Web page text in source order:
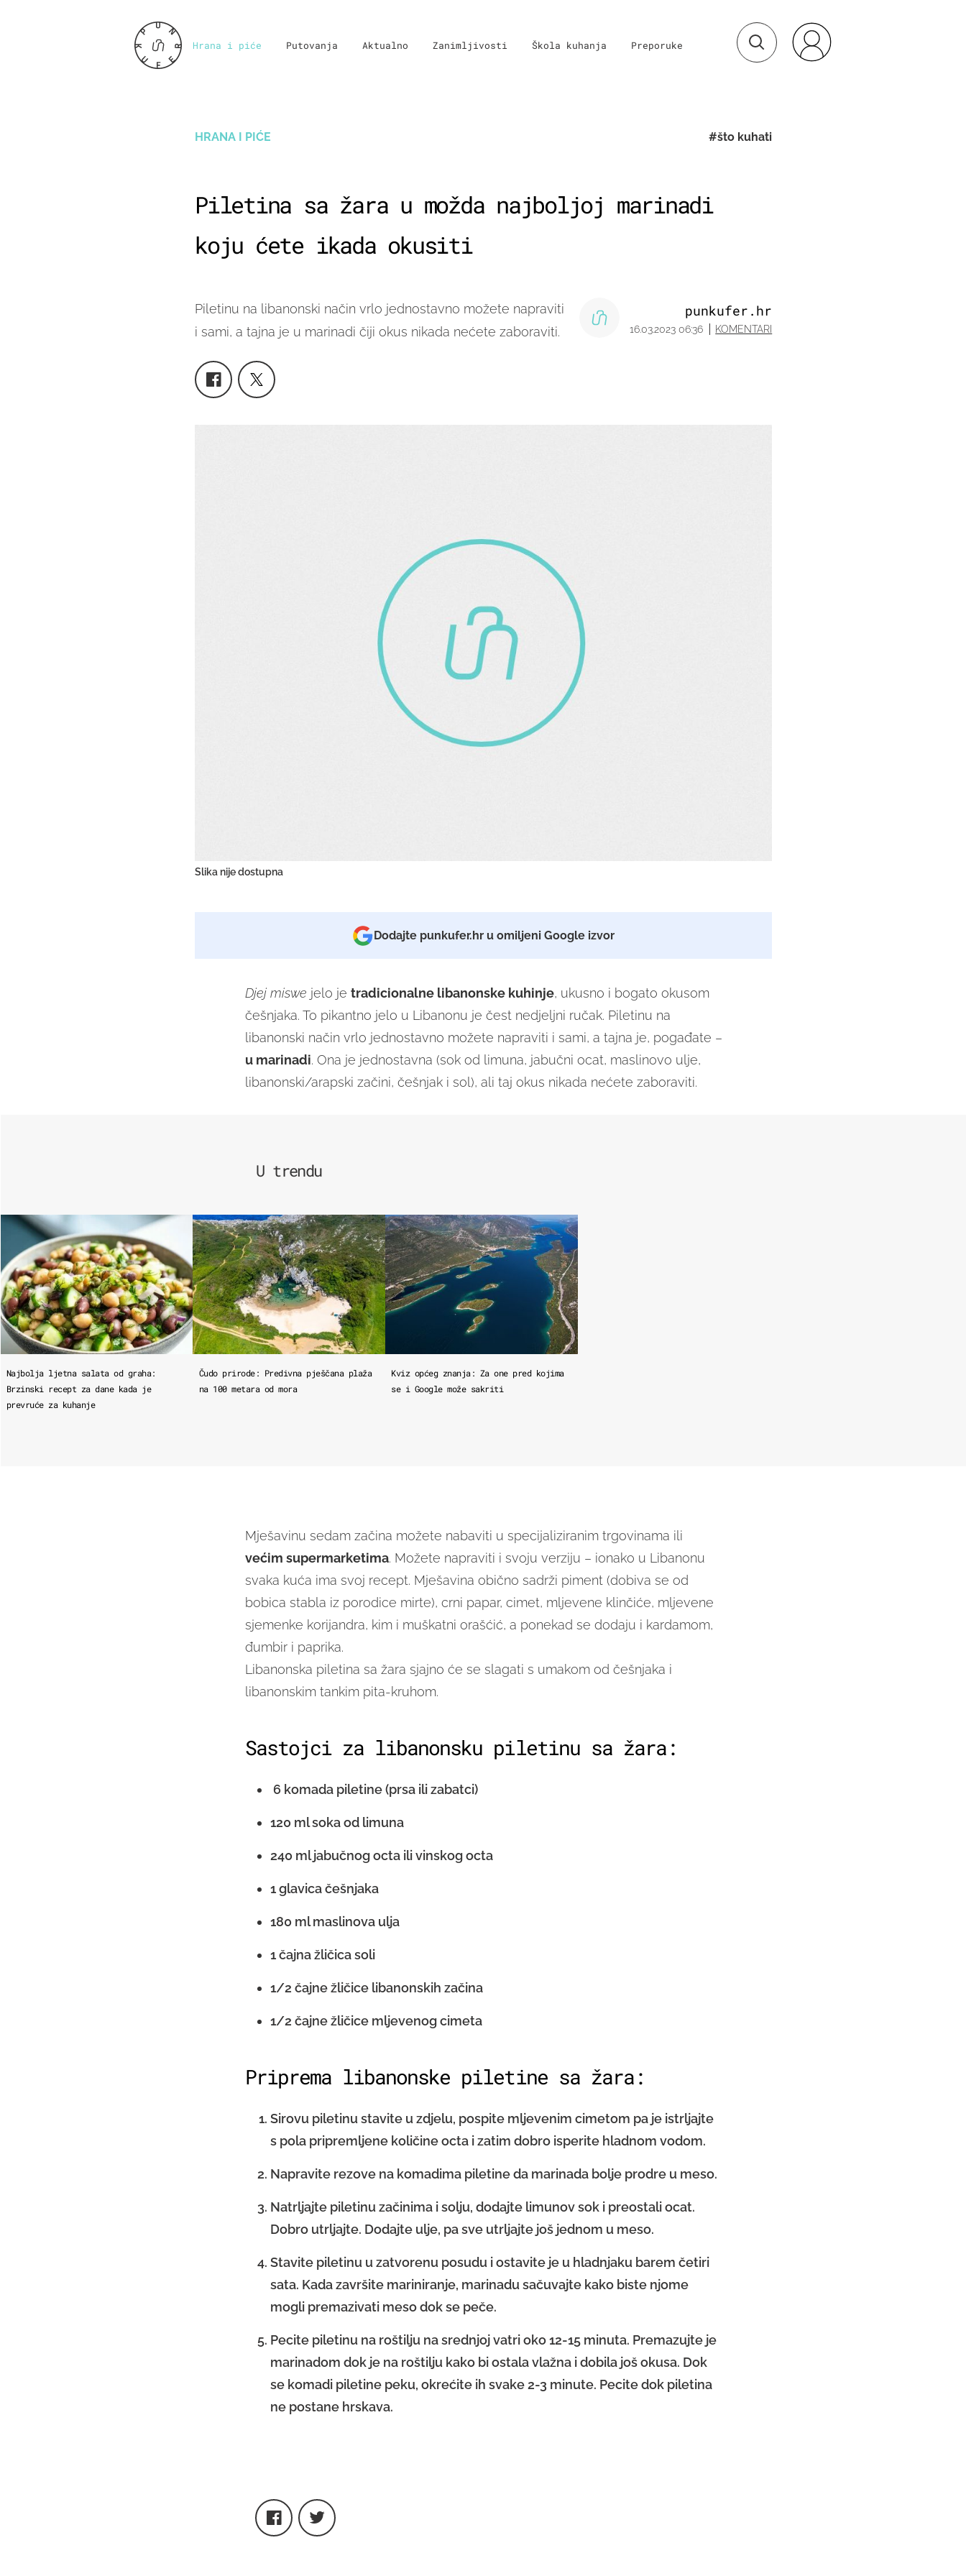
Hrana i piće Putovanja Aktualno Zanimljivosti Škola kuhanja Preporuke
HRANA I PIĆE #što kuhati
Piletina sa žara u možda najboljoj marinadi
koju ćete ikada okusiti
Piletinu na libanonski način vrlo jednostavno možete napraviti
i sami, a tajna je u marinadi čiji okus nikada nećete zaboraviti.
punkufer.hr
16.03.2023 06:36 KOMENTARI
Slika nije dostupna
Dodajte punkufer.hr u omiljeni Google izvor
Djej miswe jelo je tradicionalne libanonske kuhinje, ukusno i bogato okusom
češnjaka. To pikantno jelo u Libanonu je čest nedjeljni ručak. Piletinu na
libanonski način vrlo jednostavno možete napraviti i sami, a tajna je, pogađate –
u marinadi. Ona je jednostavna (sok od limuna, jabučni ocat, maslinovo ulje,
libanonski/arapski začini, češnjak i sol), ali taj okus nikada nećete zaboraviti.
U trendu
Najbolja ljetna salata od graha:
Brzinski recept za dane kada je
prevruće za kuhanje
Čudo prirode: Predivna pješčana plaža
na 100 metara od mora
Kviz općeg znanja: Za one pred kojima
se i Google može sakriti
Mješavinu sedam začina možete nabaviti u specijaliziranim trgovinama ili
većim supermarketima. Možete napraviti i svoju verziju – ionako u Libanonu
svaka kuća ima svoj recept. Mješavina obično sadrži piment (dobiva se od
bobica stabla iz porodice mirte), crni papar, cimet, mljevene klinčiće, mljevene
sjemenke korijandra, kim i muškatni orašćić, a ponekad se dodaju i kardamom,
đumbir i paprika.
Libanonska piletina sa žara sjajno će se slagati s umakom od češnjaka i
libanonskim tankim pita-kruhom.
Sastojci za libanonsku piletinu sa žara:
6 komada piletine (prsa ili zabatci)
120 ml soka od limuna
240 ml jabučnog octa ili vinskog octa
1 glavica češnjaka
180 ml maslinova ulja
1 čajna žličica soli
1/2 čajne žličice libanonskih začina
1/2 čajne žličice mljevenog cimeta
Priprema libanonske piletine sa žara:
Sirovu piletinu stavite u zdjelu, pospite mljevenim cimetom pa je istrljajte
s pola pripremljene količine octa i zatim dobro isperite hladnom vodom.
Napravite rezove na komadima piletine da marinada bolje prodre u meso.
Natrljajte piletinu začinima i solju, dodajte limunov sok i preostali ocat.
Dobro utrljajte. Dodajte ulje, pa sve utrljajte još jednom u meso.
Stavite piletinu u zatvorenu posudu i ostavite je u hladnjaku barem četiri
sata. Kada završite mariniranje, marinadu sačuvajte kako biste njome
mogli premazivati meso dok se peče.
Pecite piletinu na roštilju na srednjoj vatri oko 12-15 minuta. Premazujte je
marinadom dok je na roštilju kako bi ostala vlažna i dobila još okusa. Dok
se komadi piletine peku, okrećite ih svake 2-3 minute. Pecite dok piletina
ne postane hrskava.